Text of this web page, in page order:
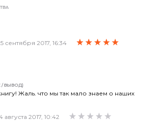
ВЫВОД)
terra incognita нашей истории…
сентября 2017, 16:34
/ ВЫВОД)
Жаль. что мы так мало знаем о наших
августа 2017, 10:42